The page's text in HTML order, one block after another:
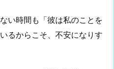
い時間も「彼は私のことを
るからこそ、不安になりす